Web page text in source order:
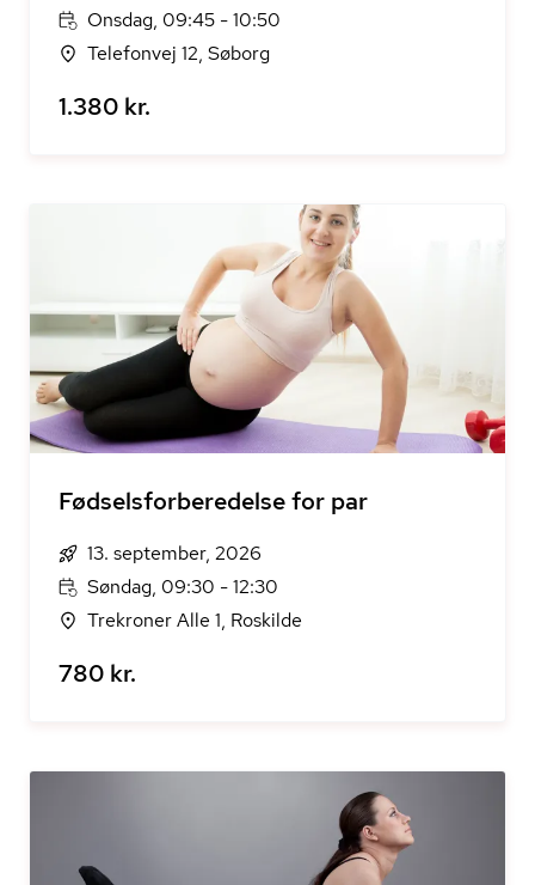
Onsdag, 09:45 - 10:50
Telefonvej 12, Søborg
1.380 kr.
Fødselsforberedelse for par
13. september, 2026
Søndag, 09:30 - 12:30
Trekroner Alle 1, Roskilde
780 kr.